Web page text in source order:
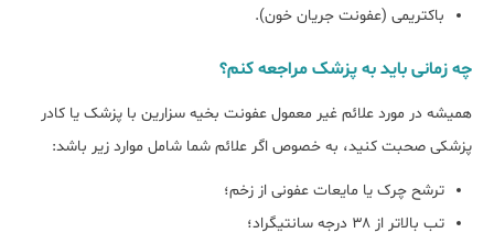
باکتریمی (عفونت جریان خون).
چه زمانی باید به پزشک مراجعه کنم؟
همیشه در مورد علائم غیر معمول عفونت بخیه سزارین با پزشک یا کادر
پزشکی صحبت کنید، به خصوص اگر علائم شما شامل موارد زیر باشد:
ترشح چرک یا مایعات عفونی از زخم؛
تب بالاتر از ۳۸ درجه سانتیگراد؛